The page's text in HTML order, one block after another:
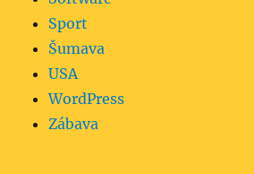
Sport
Šumava
USA
WordPress
Zábava